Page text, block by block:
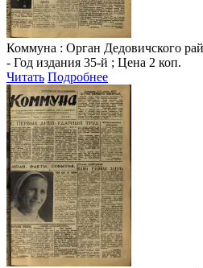
Коммуна : Орган Дедовичского
- Год издания 35-й ; Цена 2 коп.
Читать Подробнее